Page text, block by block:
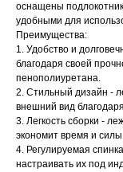
оснащены
удобными для
Преимущества:
1. Удобство и
благодаря своей
пенополиуретана.
2. Стильный дизайн -
внешний вид
3. Легкость сборки -
экономит время и
4. Регулируемая
настраивать их под